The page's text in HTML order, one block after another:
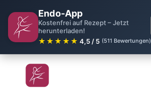
Endo-App
Kostenfrei auf Rezept – Jetzt
herunterladen!
★★★★★ 4,5 / 5 (511 Bewertungen)